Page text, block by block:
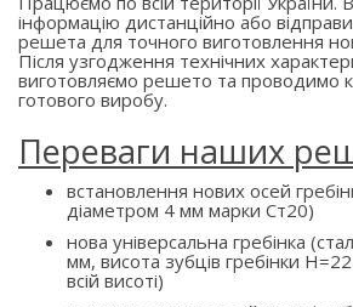
інформацію дистанційно або
решета для точного виготовлення
Після узгодження технічних
виготовляємо решето та проводимо
готового виробу.
Переваги наших
встановлення нових осей
діаметром 4 мм марки Ст20)
нова універсальна гребінка
мм, висота зубців гребінки
всій висоті)